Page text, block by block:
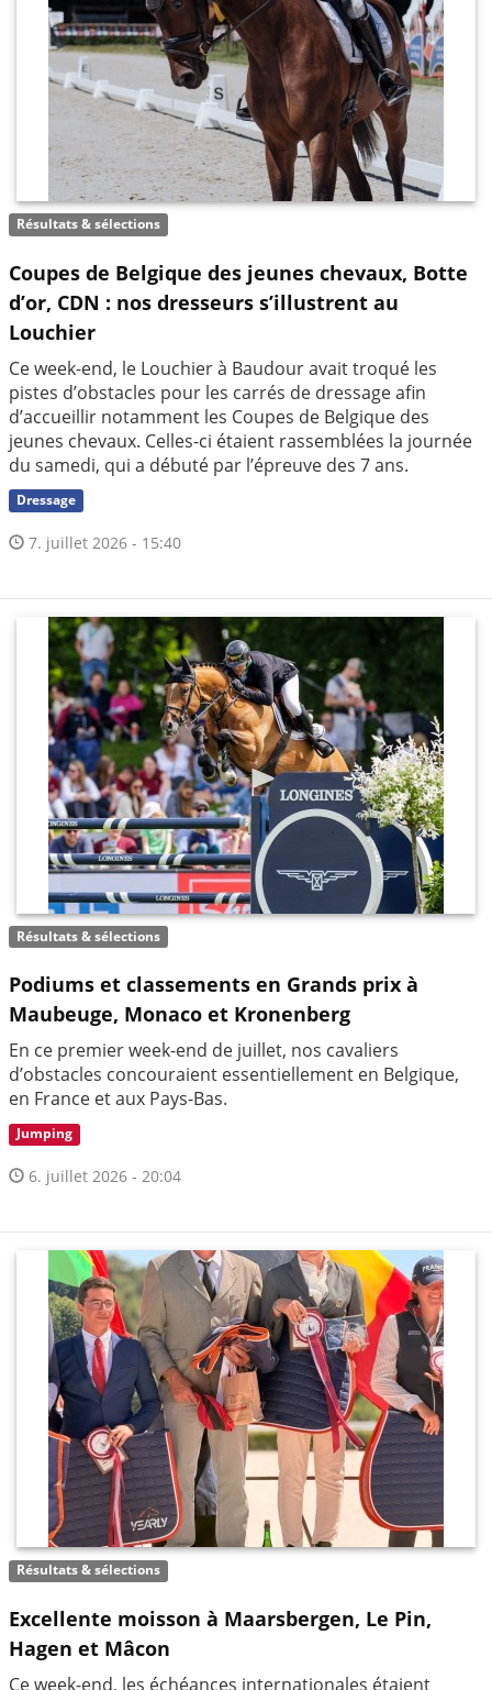
Résultats & sélections
Coupes de Belgique des jeunes chevaux, Botte
d’or, CDN : nos dresseurs s’illustrent au
Louchier
Ce week-end, le Louchier à Baudour avait troqué les
pistes d’obstacles pour les carrés de dressage afin
d’accueillir notamment les Coupes de Belgique des
jeunes chevaux. Celles-ci étaient rassemblées la journée
du samedi, qui a débuté par l’épreuve des 7 ans.
Dressage
7. juillet 2026 - 15:40
Résultats & sélections
Podiums et classements en Grands prix à
Maubeuge, Monaco et Kronenberg
En ce premier week-end de juillet, nos cavaliers
d’obstacles concouraient essentiellement en Belgique,
en France et aux Pays-Bas.
Jumping
6. juillet 2026 - 20:04
Résultats & sélections
Excellente moisson à Maarsbergen, Le Pin,
Hagen et Mâcon
Ce week-end, les échéances internationales étaient